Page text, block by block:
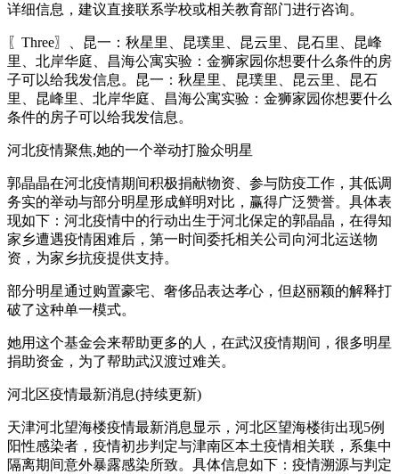
详细信息，建议直接联系学校或相关教育部门进行咨询。
〖Three〗、昆一：秋星里、昆璞里、昆云里、昆石里、昆峰
里、北岸华庭、昌海公寓实验：金狮家园你想要什么条件的房
子可以给我发信息。昆一：秋星里、昆璞里、昆云里、昆石
里、昆峰里、北岸华庭、昌海公寓实验：金狮家园你想要什么
条件的房子可以给我发信息。
河北疫情聚焦,她的一个举动打脸众明星
郭晶晶在河北疫情期间积极捐献物资、参与防疫工作，其低调
务实的举动与部分明星形成鲜明对比，赢得广泛赞誉。具体表
现如下：河北疫情中的行动出生于河北保定的郭晶晶，在得知
家乡遭遇疫情困难后，第一时间委托相关公司向河北运送物
资，为家乡抗疫提供支持。
部分明星通过购置豪宅、奢侈品表达孝心，但赵丽颖的解释打
破了这种单一模式。
她用这个基金会来帮助更多的人，在武汉疫情期间，很多明星
捐助资金，为了帮助武汉渡过难关。
河北区疫情最新消息(持续更新)
天津河北望海楼疫情最新消息显示，河北区望海楼街出现5例
阳性感染者，疫情初步判定与津南区本土疫情相关联，系集中
隔离期间意外暴露感染所致。具体信息如下：疫情溯源与判定